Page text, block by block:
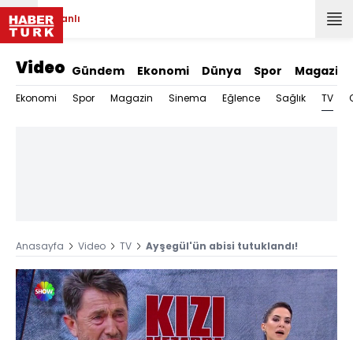
Canlı
Video Gündem Ekonomi Dünya Spor Magazin
Ekonomi Spor Magazin Sinema Eğlence Sağlık TV
Anasayfa Video TV Ayşegül'ün abisi tutuklandı!